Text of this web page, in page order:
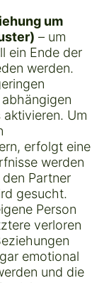
um
– um
ein Ende der
werden.
Um
erfolgt eine
werden
Partner
gesucht.
Person
verloren
emotional
und die